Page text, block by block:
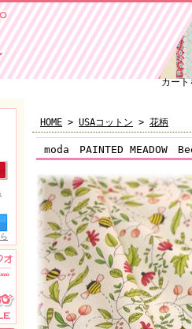
カート
HOME > USAコットン > 花柄
moda PAINTED MEADOW